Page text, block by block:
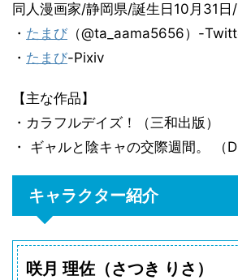
同人漫画家/静岡県/誕生日10月31日/
・ たまび （@ta_aama5656）-
・ たまび-Pixiv
【主な作品】
・カラフルデイズ！（三和出版）
・ ギャルと陰キャの交際週間。 （
キャラクター紹介
咲月 理佐（さつき りさ）